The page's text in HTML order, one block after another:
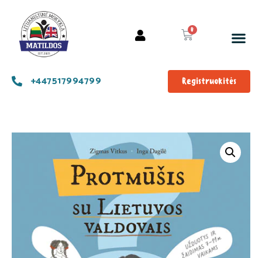
+447517994799 Registruokitės